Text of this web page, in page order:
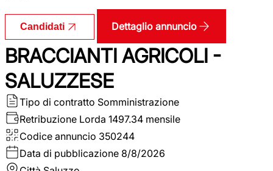
Candidati Dettaglio annuncio
BRACCIANTI AGRICOLI -
SALUZZESE
Tipo di contratto Somministrazione
Retribuzione Lorda 1497.34 mensile
Codice annuncio 350244
Data di pubblicazione 8/8/2026